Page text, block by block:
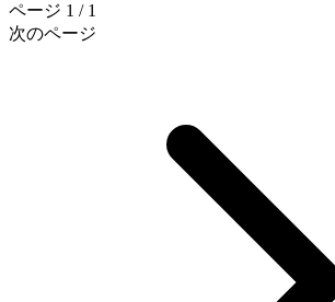
ページ 1 / 1
次のページ